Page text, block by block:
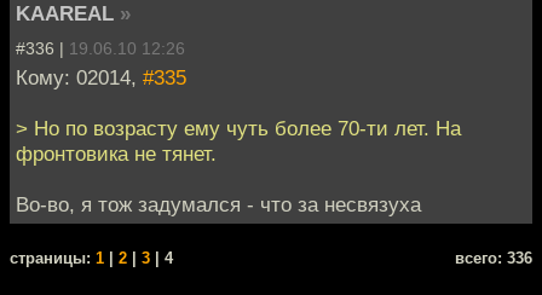
KAAREAL »
#336 | 19.06.10 12:26
Кому: 02014, #335
> Но по возрасту ему чуть более 70-ти лет. На
фронтовика не тянет.
Во-во, я тож задумался - что за несвязуха
cтраницы: 1 2 3 | 4 всего: 336